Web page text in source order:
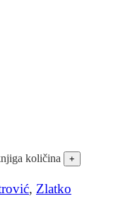
količina
, Zlatko